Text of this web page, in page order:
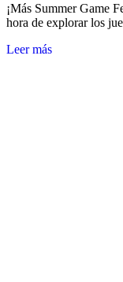
¡Más Summer Game
hora de explorar los
Leer más